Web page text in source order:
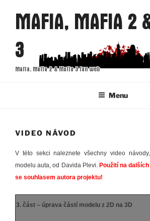
obsahu
webu
MAFIA, MAFIA 2
3
Mafia, Mafia 2 & Mafia 3 fan web
Menu
VIDEO NÁVOD
V této sekci naleznete všechny video
modelu auta, od Davida Plevi. Použití na
se souhlasem autora projektu!
3. část – úprava částí modelu z 2D na 3D